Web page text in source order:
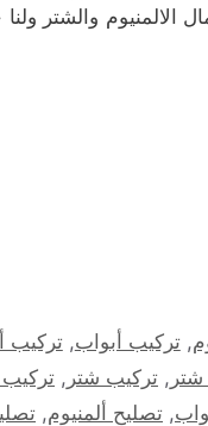
الالمنيوم والشتر
,تركيب أبواب,تركيب
, تركيب شتر ,
, تصليح ألمنيوم,